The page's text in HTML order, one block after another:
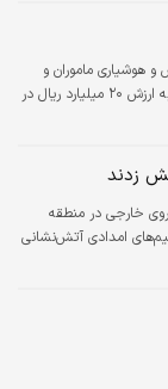
هوشیاری ماموران و
همکاری مردم فردی با ۳۷ فقره سرقت طلا از منازل مردم به ارزش ۲۰ میلیارد ریال در
زدند
خارجی در منطقه
احمدآباد به همراه تیم‌های امدادی آتش‌نشانی